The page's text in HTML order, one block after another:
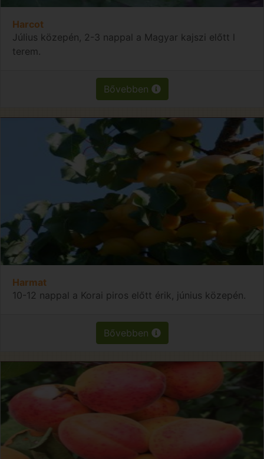
Harcot
Július közepén, 2-3 nappal a Magyar kajszi előtt l
terem.
Bővebben
Harmat
10-12 nappal a Korai piros előtt érik, június közepén.
Bővebben